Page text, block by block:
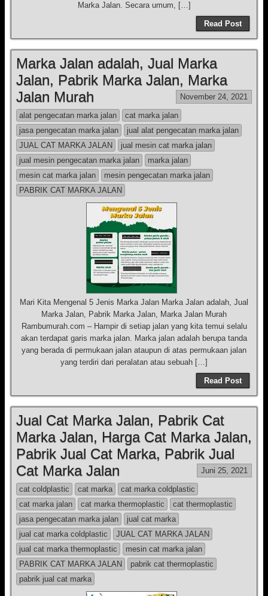
Marka Jalan. Secara umum, […]
Read Post
Marka Jalan adalah, Jual Marka
Jalan, Pabrik Marka Jalan, Marka
Jalan Murah
November 24, 2021
alat pengecatan marka jalan
cat marka jalan
jasa pengecatan marka jalan
jual alat pengecatan marka jalan
JUAL CAT MARKA JALAN
jual mesin cat marka jalan
jual mesin pengecatan marka jalan
marka jalan
mesin cat marka jalan
mesin pengecatan marka jalan
PABRIK CAT MARKA JALAN
Mari Kita Mengenal 5 Jenis Marka Jalan Marka Jalan adalah, Jual
Marka Jalan, Pabrik Marka Jalan, Marka Jalan Murah
Rambumurah.com – Hampir di setiap jalan yang kita temui selalu
akan terdapat garis marka jalan. Marka jalan adalah berupa tanda
yang berada di permukaan jalan ataupun di atas permukaan jalan
yang terdiri dari peralatan atau sebuah […]
Read Post
Jual Cat Marka Jalan, Pabrik Cat
Marka Jalan, Harga Cat Marka Jalan,
Pabrik Jual Cat Marka, Pabrik Jual
Cat Marka Jalan
Juni 25, 2021
cat coldplastic cat marka
cat marka coldplastic
cat marka jalan
cat marka thermoplastic
cat thermoplastic
jasa pengecatan marka jalan
jual cat marka
jual cat marka coldplastic
JUAL CAT MARKA JALAN
jual cat marka thermoplastic
mesin cat marka jalan
PABRIK CAT MARKA JALAN
pabrik cat thermoplastic
pabrik jual cat marka